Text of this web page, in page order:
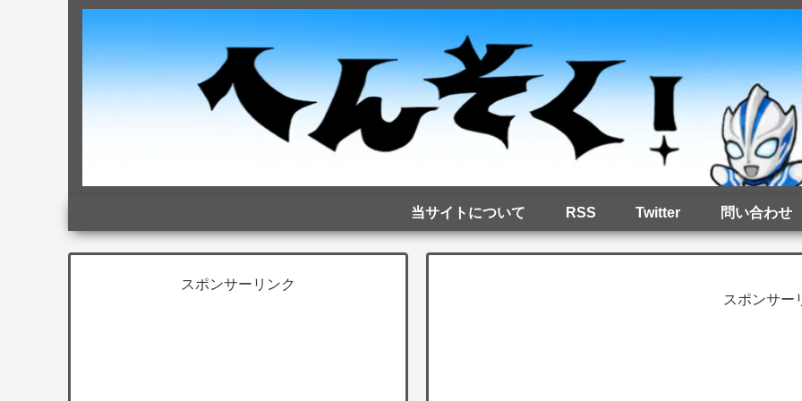
当サイトについて RSS Twitter 問い合わせ
スポンサー
スポンサーリンク